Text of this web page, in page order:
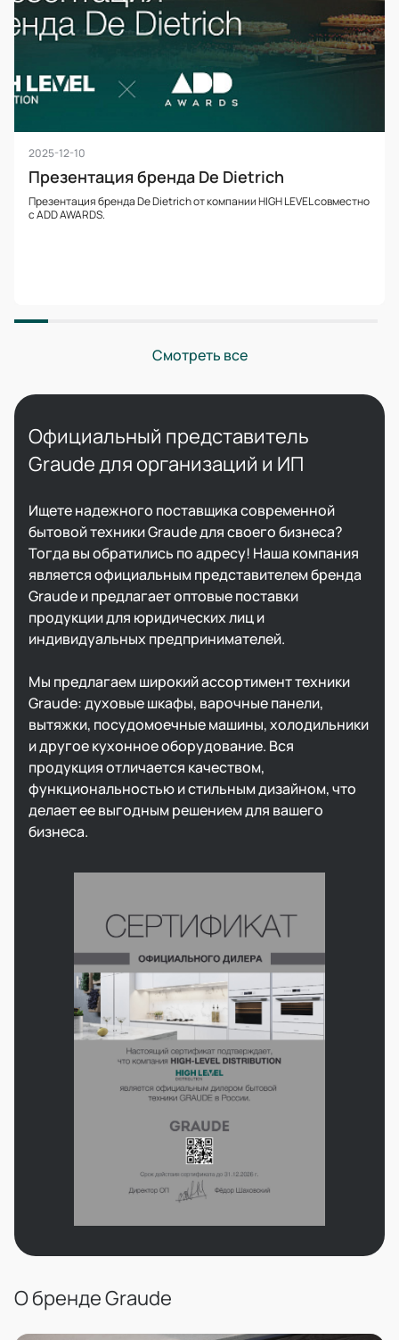
2025-12-10
Презентация бренда De Dietrich
Презентация бренда De Dietrich от компании HIGH LEVEL совместно
с ADD AWARDS.
Смотреть все
Официальный представитель
Graude для организаций и ИП​
Ищете надежного поставщика современной
бытовой техники Graude для своего бизнеса?
Тогда вы обратились по адресу! Наша компания
является официальным представителем бренда
Graude и предлагает оптовые поставки
продукции для юридических лиц и
индивидуальных предпринимателей.​
Мы предлагаем широкий ассортимент техники
Graude: духовые шкафы, варочные панели,
вытяжки, посудомоечные машины, холодильники
и другое кухонное оборудование. Вся
продукция отличается качеством,
функциональностью и стильным дизайном, что
делает ее выгодным решением для вашего
бизнеса.​
О бренде Graude